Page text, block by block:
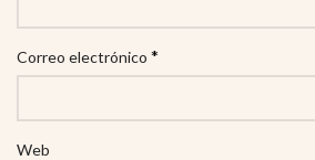
Correo electrónico *
Web